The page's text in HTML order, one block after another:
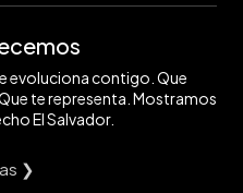
evoluciona contigo. Que
te representa. Mostramos
El Salvador.
❯